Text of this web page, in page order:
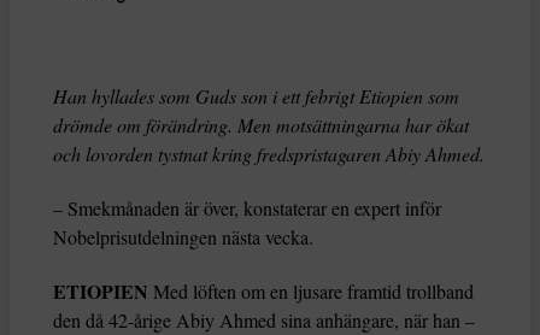
Han hyllades som Guds son i ett febrigt Etiopien som
drömde om förändring. Men motsättningarna har ökat
och lovorden tystnat kring fredspristagaren Abiy Ahmed.
– Smekmånaden är över, konstaterar en expert inför
Nobelprisutdelningen nästa vecka.
ETIOPIEN Med löften om en ljusare framtid trollband
den då 42-årige Abiy Ahmed sina anhängare, när han –